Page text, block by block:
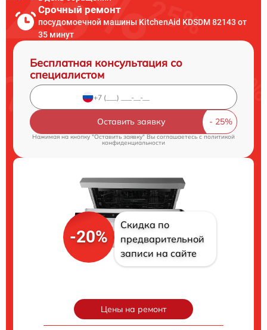
Срочный ремонт
посудомоечной машины KitchenAid KDSDM 82143 от
35 минут
Бесплатная консультация со
специалистом
Оставить заявку
Нажимая на кнопку "Оставить заявку" Вы соглашаетесь cполитикой
конфиденциальности
-20%
Скидка по
предварительной
записи на сайте
Цены на ремонт